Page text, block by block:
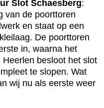
Slot Schaesberg:
van de poorttoren
en staat op een
De poorttoren
in, waarna het
besloot het slot
te slopen. Wat
wij nu als eerste weer